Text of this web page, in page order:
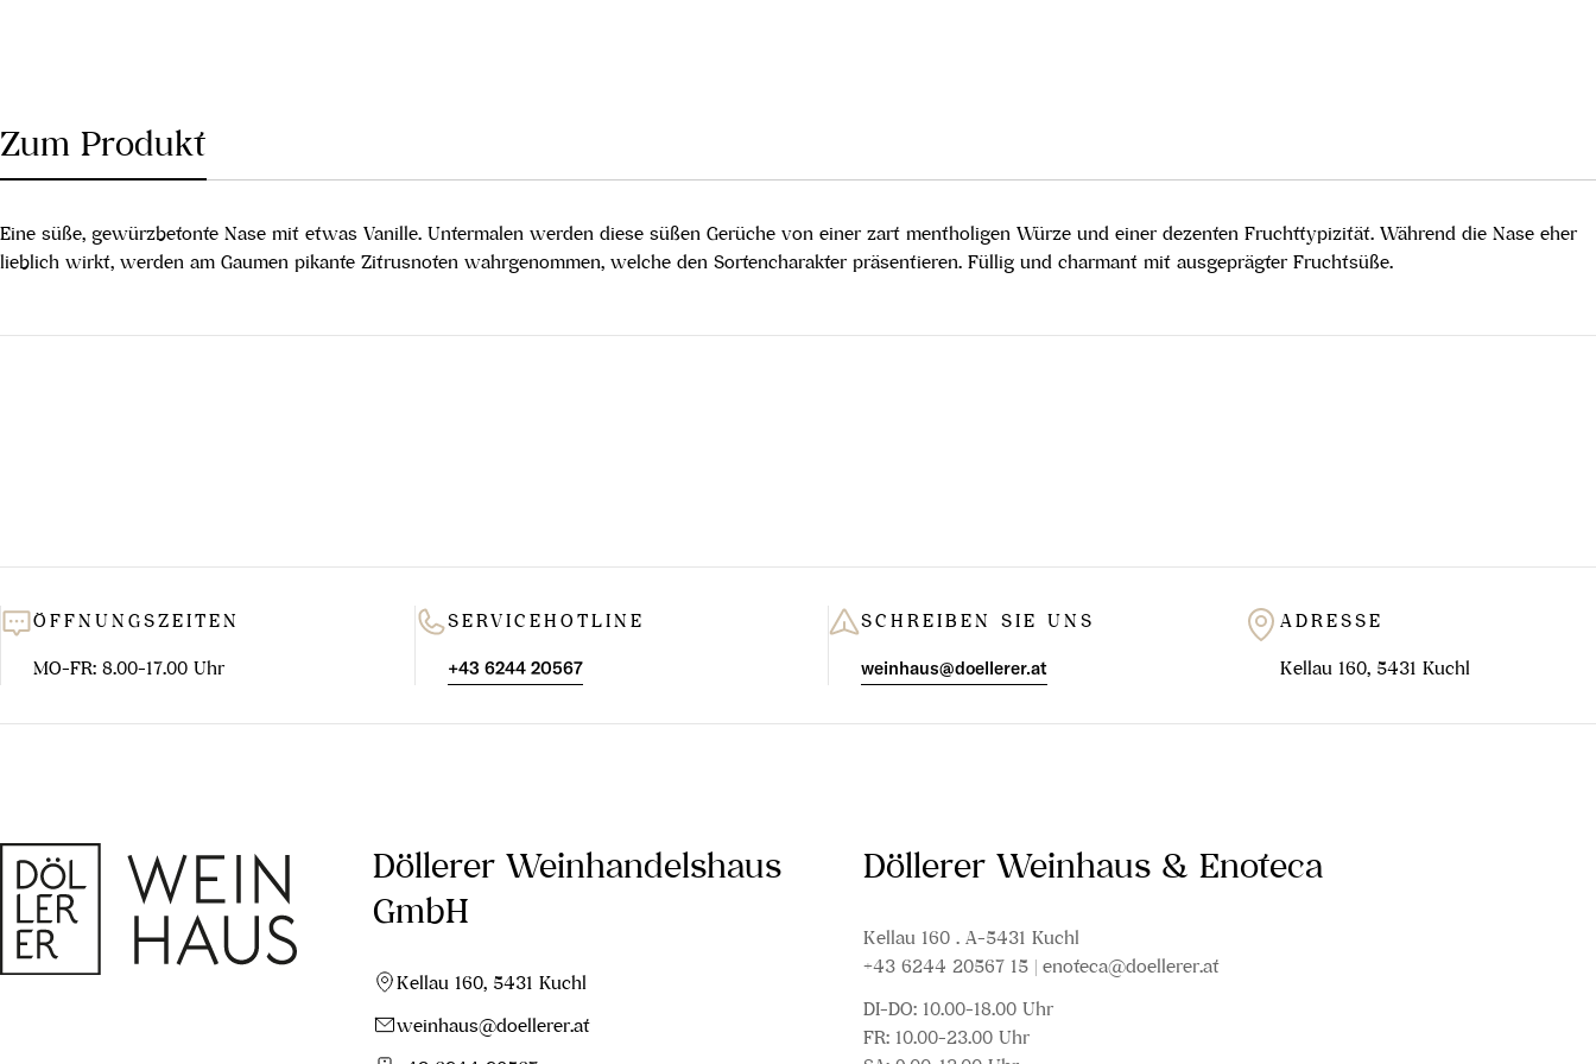
Zum Produkt
Eine süße, gewürzbetonte Nase mit etwas Vanille. Untermalen werden diese süßen Gerüche von einer zart mentholigen Würze und einer dezenten Fruchttypizität. Während die Nase eher
lieblich wirkt, werden am Gaumen pikante Zitrusnoten wahrgenommen, welche den Sortencharakter präsentieren. Füllig und charmant mit ausgeprägter Fruchtsüße.
ÖFFNUNGSZEITEN
MO-FR: 8.00-17.00 Uhr
SERVICEHOTLINE
+43 6244 20567
SCHREIBEN SIE UNS
weinhaus@doellerer.at
ADRESSE
Kellau 160, 5431 Kuchl
Döllerer Weinhandelshaus
GmbH
Kellau 160, 5431 Kuchl
weinhaus@doellerer.at
Döllerer Weinhaus & Enoteca
Kellau 160 . A-5431 Kuchl
+43 6244 20567 15 | enoteca@doellerer.at
DI-DO: 10.00-18.00 Uhr
FR: 10.00-23.00 Uhr